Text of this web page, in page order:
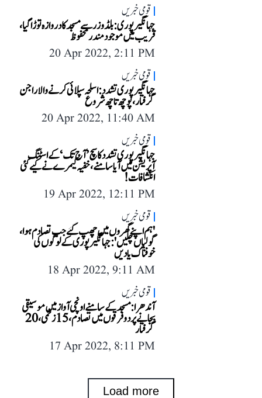
قومی خبریں
جہانگیر پوری: بلڈوزر سے مسجد کا دروازہ توڑا گیا،
قریب میں موجود مندر محفوظ
20 Apr 2022, 2:11 PM
قومی خبریں
جہانگیر پوری تشدد: اسلحہ سپلائی کرنے والا راجن
گرفتار، پوچھ تاچھ شروع
20 Apr 2022, 11:40 AM
قومی خبریں
جہانگیر پوری تشدد کا سچ ’آج تک‘ کے اسٹنگ
آپریشن میں آیا سامنے، خفیہ کیمرے نے کیے کئی
انکشافات!
19 Apr 2022, 12:11 PM
قومی خبریں
'ہم اپنے گھروں میں چھپ گئے جب تصادم ہوا،
گولیاں چلیں': جہانگیر پوری کے لوگوں کی
خوفناک یادیں
18 Apr 2022, 9:11 AM
قومی خبریں
آندھرا: مسجد کے سامنے اونچی آواز میں موسیقی
بجانے پر دو فرقوں میں تصادم، 15 زخمی، 20
گرفتار
17 Apr 2022, 8:11 PM
Load more